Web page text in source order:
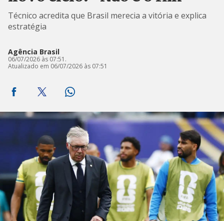
Técnico acredita que Brasil merecia a vitória e explica
estratégia
Agência Brasil
06/07/2026 às 07:51.
Atualizado em 06/07/2026 às 07:51